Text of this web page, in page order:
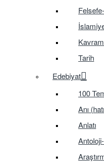
Tarih
Edebiyat
100
Anı
Anlatı